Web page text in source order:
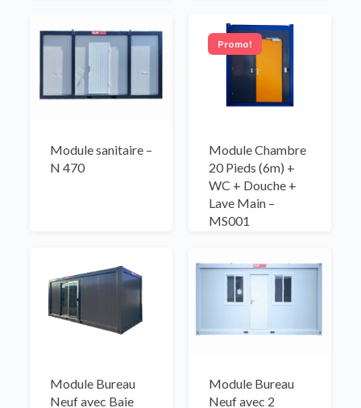
Module sanitaire –
N 470
Promo!
Module Chambre
20 Pieds (6m) +
WC + Douche +
Lave Main –
MS001
Module Bureau
Neuf avec Baie
Module Bureau
Neuf avec 2